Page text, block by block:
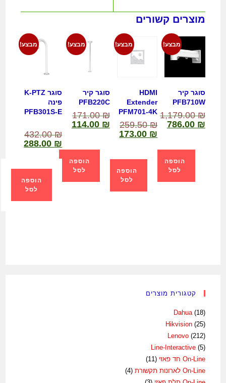
מוצרים קשורים
מבצע!
סוגר קיר
PFB710W
1,179.00₪
786.00 ₪
הוספה
לסל
מבצע!
HDMI
Extender
PFM701-4K
259.50₪
173.00 ₪
הוספה
לסל
מבצע!
סוגר קיר
PFB220C
171.00₪
114.00 ₪
הוספה
לסל
מבצע!
סוגר K-PTZ
פינה
PFB301S-E
432.00₪
288.00 ₪
הוספה
לסל
קטגורית מוצרים
Dahua (18)
Hikvision (25)
Lenovo (212)
Line-Interactive (5)
On-Line חד פאזי
(11)
On-Line לארונות תקשורת
(4)